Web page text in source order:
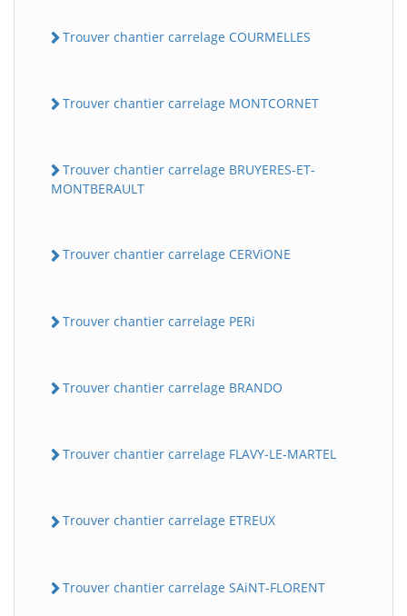
Trouver chantier carrelage COURMELLES
Trouver chantier carrelage MONTCORNET
Trouver chantier carrelage BRUYERES-ET-
MONTBERAULT
Trouver chantier carrelage CERViONE
Trouver chantier carrelage PERi
Trouver chantier carrelage BRANDO
Trouver chantier carrelage FLAVY-LE-MARTEL
Trouver chantier carrelage ETREUX
Trouver chantier carrelage SAiNT-FLORENT